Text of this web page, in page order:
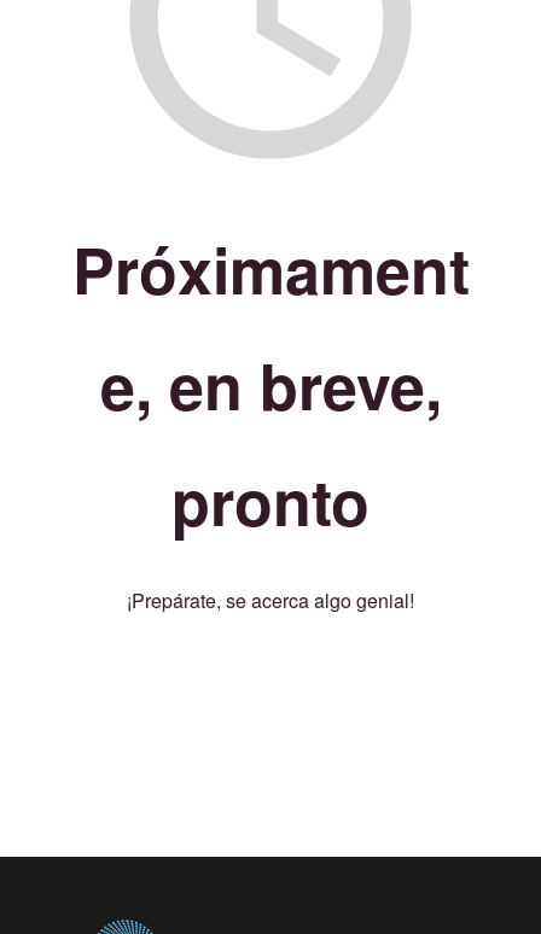
Próximament
e, en breve,
pronto
¡Prepárate, se acerca algo genial!